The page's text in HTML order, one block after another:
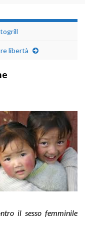
libertà
il sesso femminile